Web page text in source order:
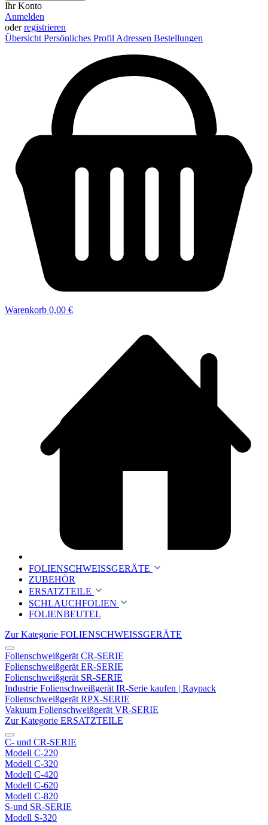
Ihr Konto
Anmelden
oderregistrieren
Übersicht Persönliches Profil Adressen Bestellungen
Warenkorb 0,00 €
FOLIENSCHWEISSGERÄTE
ZUBEHÖR
ERSATZTEILE
SCHLAUCHFOLIEN
FOLIENBEUTEL
Zur Kategorie FOLIENSCHWEISSGERÄTE
Folienschweißgerät CR-SERIE
Folienschweißgerät ER-SERIE
Folienschweißgerät SR-SERIE
Industrie Folienschweißgerät IR-Serie kaufen | Raypack
Folienschweißgerät RPX-SERIE
Vakuum Folienschweißgerät VR-SERIE
Zur Kategorie ERSATZTEILE
C- und CR-SERIE
Modell C-220
Modell C-320
Modell C-420
Modell C-620
Modell C-820
S-und SR-SERIE
Modell S-320